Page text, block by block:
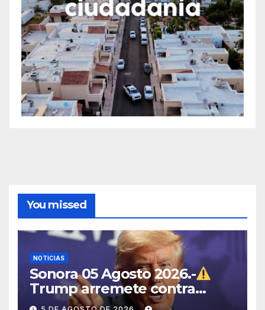
You missed
NOTICIAS
Sonora 05 Agosto 2026.-
Trump arremete contra
México, Canadá y otras